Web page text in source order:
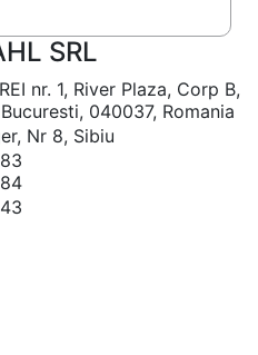
SRL
nr. 1, River Plaza, Corp B,
040037, Romania
Nr 8, Sibiu